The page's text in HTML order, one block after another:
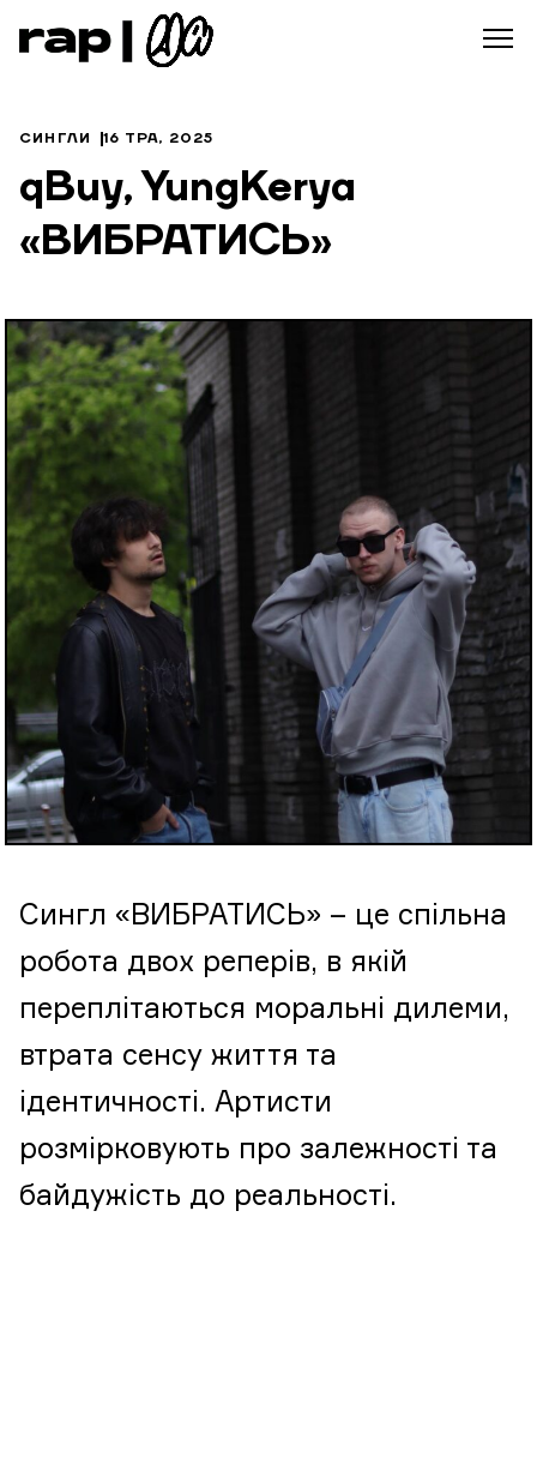
СИНГЛИ 16 ТРА, 2025
qBuy, YungKerya
«ВИБРАТИСЬ»
Cингл «ВИБРАТИСЬ» – це спільна
робота двох реперів, в якій
переплітаються моральні дилеми,
втрата сенсу життя та
ідентичності. Артисти
розмірковують про залежності та
байдужість до реальності.